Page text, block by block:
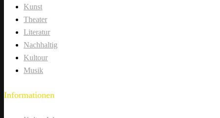
Kunst
Theater
Literatur
Nachhaltig
Kultour
Musik
Informationen